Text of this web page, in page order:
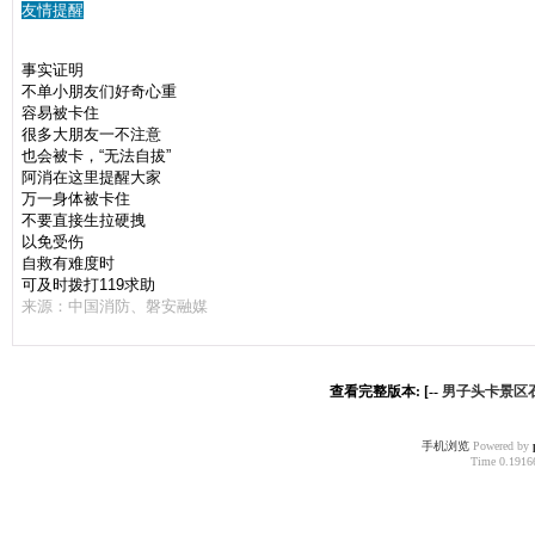
友情提醒
事实证明
不单小朋友们好奇心重
容易被卡住
很多大朋友一不注意
也会被卡，“无法自拔”
阿消在这里提醒大家
万一身体被卡住
不要直接生拉硬拽
以免受伤
自救有难度时
可及时拨打119求助
来源：中国消防、磐安融媒
查看完整版本: [-- 男子头卡景区
手机浏览Powered by
Time